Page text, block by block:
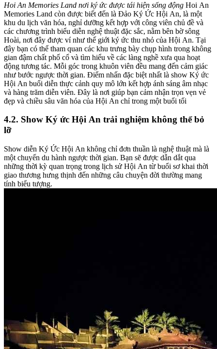
Hoi An Memories Land nơi ký ức được tái hiện sống động
Memories Land còn được biết đến là Đảo Ký Ức Hội An, là một
khu du lịch văn hóa, nghỉ dưỡng kết hợp với công viên chủ đề và
các chương trình biểu diễn nghệ thuật đặc sắc, nằm bên bờ sông
Hoài, nơi đây được ví như thế giới ký ức thu nhỏ của Hội An. Tại
đây bạn có thể tham quan các khu trưng bày chụp hình trong không
gian đậm chất phố cổ và tìm hiểu về các làng nghề xưa qua hoạt
động tương tác. Mỗi góc trong khuôn viên đều mang đến cảm giác
như bước ngược thời gian. Điểm nhấn đặc biệt nhất là show Ký ức
Hội An buổi diễn thực cảnh quy mô lớn kết hợp ánh sáng âm nhạc
và hàng trăm diễn viên. Đây là nơi giúp bạn cảm nhận trọn vẹn vẻ
đẹp và chiều sâu văn hóa của Hội An chỉ trong một buổi tối
4.2. Show Ký ức Hội An trải nghiệm không thể bỏ
lỡ
Show diễn Ký Ức Hội An không chỉ đơn thuần là nghệ thuật mà là
một chuyến du hành ngược thời gian. Bạn sẽ được dẫn dắt qua
những thời kỳ quan trọng trong lịch sử Hội An từ buổi sơ khai thời
giao thương hưng thịnh đến những câu chuyện đời thường mang
tính biểu tượng.